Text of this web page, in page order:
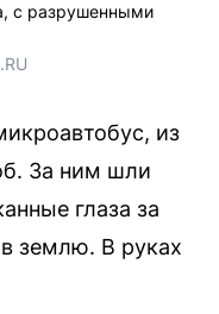
с разрушенными
из
За ним шли
глаза за
землю. В руках